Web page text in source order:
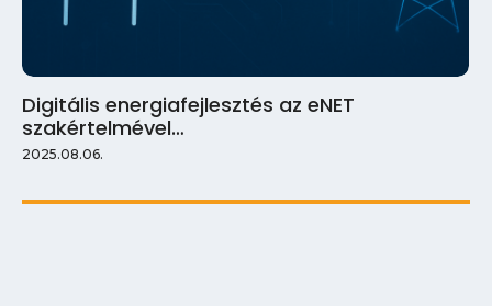
Digitális energiafejlesztés az eNET
szakértelmével…
2025.08.06.